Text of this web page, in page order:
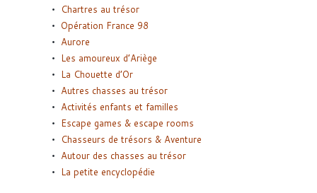
Chartres au trésor
Opération France 98
Aurore
Les amoureux d’Ariège
La Chouette d’Or
Autres chasses au trésor
Activités enfants et familles
Escape games & escape rooms
Chasseurs de trésors & Aventure
Autour des chasses au trésor
La petite encyclopédie